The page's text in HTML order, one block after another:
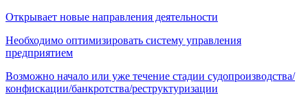
Открывает новые направления деятельности
Необходимо оптимизировать систему управления
предприятием
Возможно начало или уже течение стадии судопроизводства/
конфискации/банкротства/реструктуризации